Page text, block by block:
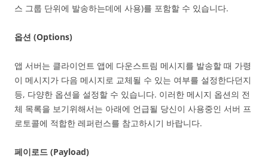
스 그룹 단위에 발송하는데에 사용)를 포함할 수 있습니다.
옵션 (Options)
앱 서버는 클라이언트 앱에 다운스트림 메시지를 발송할 때 가령
이 메시지가 다음 메시지로 교체될 수 있는 여부를 설정한다던지
등, 다양한 옵션을 설정할 수 있습니다. 이러한 메시지 옵션의 전
체 목록을 보기위해서는 아래에 언급될 당신이 사용중인 서버 프
로토콜에 적합한 레퍼런스를 참고하시기 바랍니다.
페이로드 (Payload)